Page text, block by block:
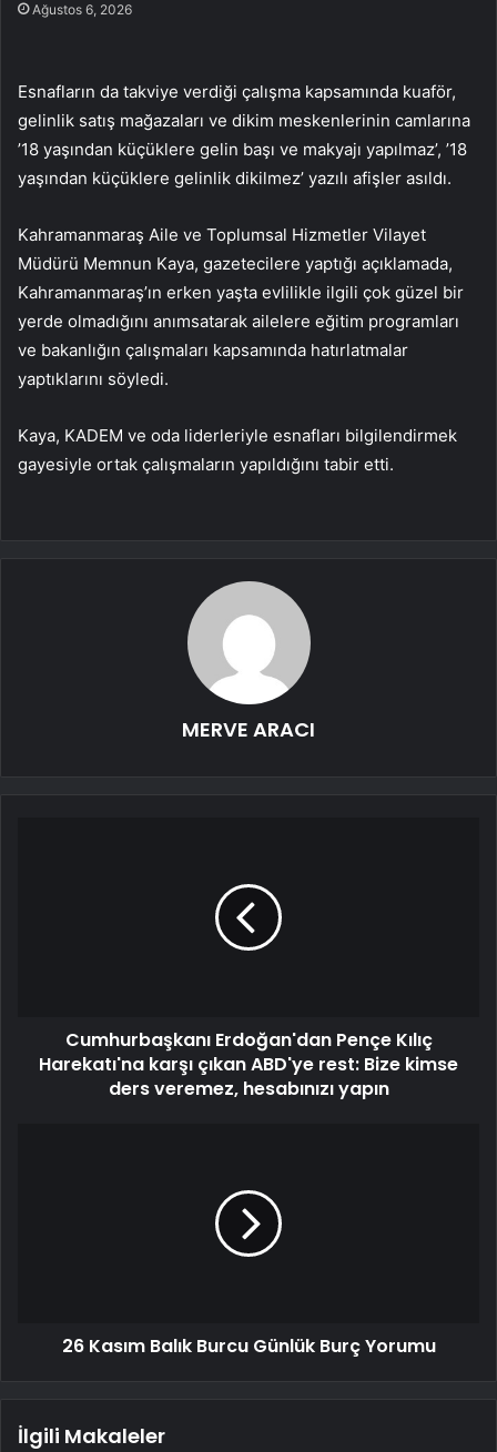
Ağustos 6, 2026
Esnafların da takviye verdiği çalışma kapsamında kuaför,
gelinlik satış mağazaları ve dikim meskenlerinin camlarına
’18 yaşından küçüklere gelin başı ve makyajı yapılmaz’, ’18
yaşından küçüklere gelinlik dikilmez’ yazılı afişler asıldı.
Kahramanmaraş Aile ve Toplumsal Hizmetler Vilayet
Müdürü Memnun Kaya, gazetecilere yaptığı açıklamada,
Kahramanmaraş’ın erken yaşta evlilikle ilgili çok güzel bir
yerde olmadığını anımsatarak ailelere eğitim programları
ve bakanlığın çalışmaları kapsamında hatırlatmalar
yaptıklarını söyledi.
Kaya, KADEM ve oda liderleriyle esnafları bilgilendirmek
gayesiyle ortak çalışmaların yapıldığını tabir etti.
MERVE ARACI
Cumhurbaşkanı Erdoğan'dan Pençe Kılıç
Harekatı'na karşı çıkan ABD'ye rest: Bize kimse
ders veremez, hesabınızı yapın
26 Kasım Balık Burcu Günlük Burç Yorumu
İlgili Makaleler